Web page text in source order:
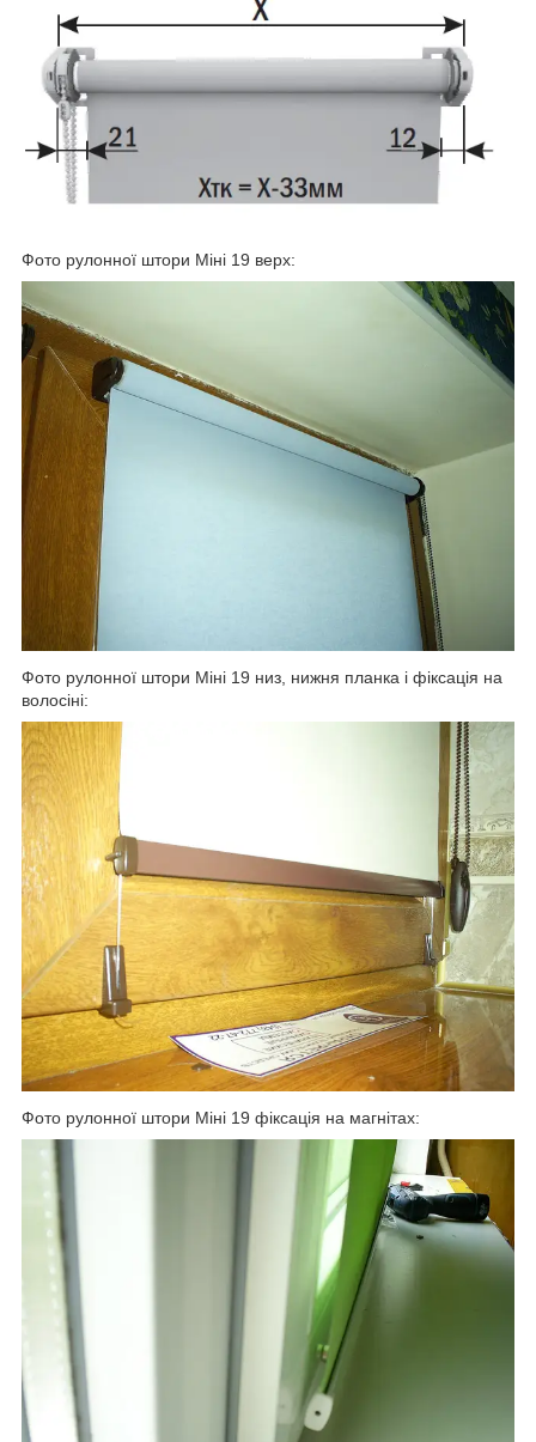
Фото рулонної штори Міні 19 верх:
Фото рулонної штори Міні 19 низ, нижня планка і фіксація на
волосіні:
Фото рулонної штори Міні 19 фіксація на магнітах: